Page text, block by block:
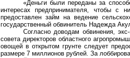
«Деньги были переданы за
интересах предпринимателя, чтобы с
предоставлен займ на ведение
государственный обвинитель Надежда
Согласно доводам обвинения,
совета директоров областного
овощей в открытом грунте следует
размере 7 миллионов рублей. За